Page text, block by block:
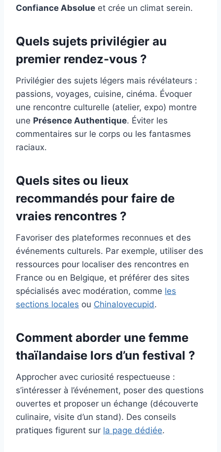
Confiance Absolue et crée un climat serein.
Quels sujets privilégier au
premier rendez-vous ?
Privilégier des sujets légers mais révélateurs :
passions, voyages, cuisine, cinéma. Évoquer
une rencontre culturelle (atelier, expo) montre
une Présence Authentique. Éviter les
commentaires sur le corps ou les fantasmes
raciaux.
Quels sites ou lieux
recommandés pour faire de
vraies rencontres ?
Favoriser des plateformes reconnues et des
événements culturels. Par exemple, utiliser des
ressources pour localiser des rencontres en
France ou en Belgique, et préférer des sites
spécialisés avec modération, comme les
sections locales ou Chinalovecupid.
Comment aborder une femme
thaïlandaise lors d’un festival ?
Approcher avec curiosité respectueuse :
s’intéresser à l’événement, poser des questions
ouvertes et proposer un échange (découverte
culinaire, visite d’un stand). Des conseils
pratiques figurent sur la page dédiée.